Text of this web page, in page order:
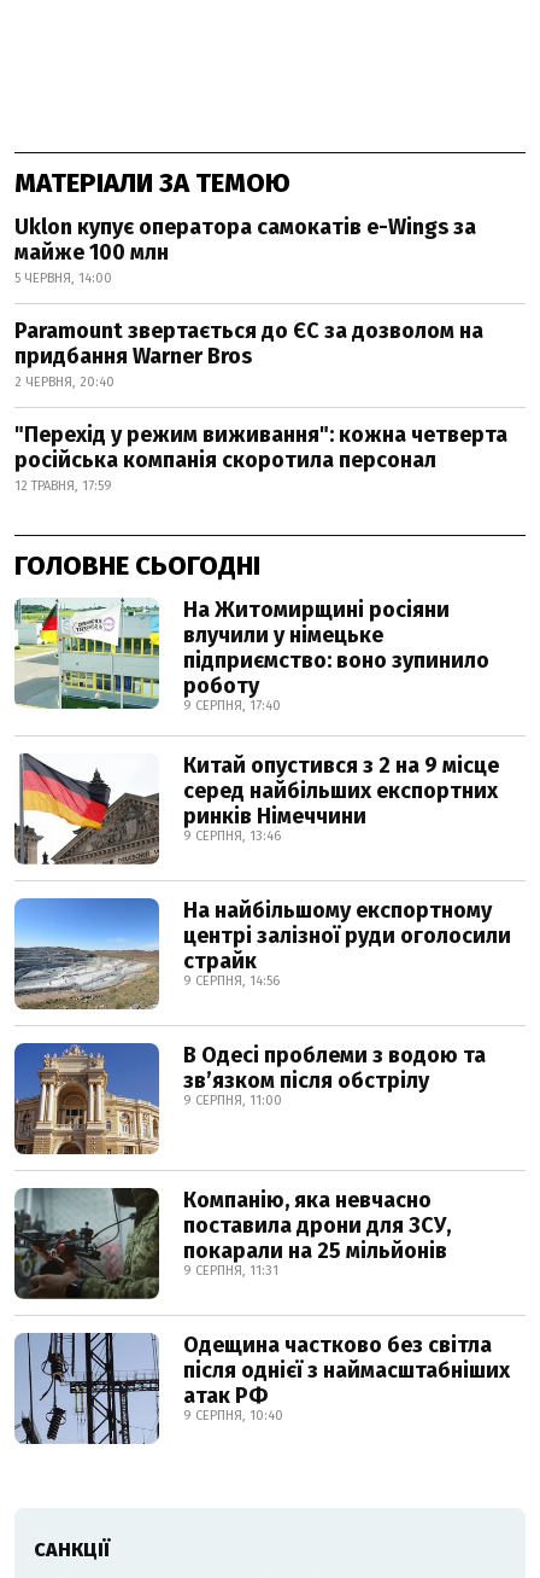
МАТЕРІАЛИ ЗА ТЕМОЮ
Uklon купує оператора самокатів e-Wings за
майже 100 млн
5 ЧЕРВНЯ, 14:00
Paramount звертається до ЄС за дозволом на
придбання Warner Bros
2 ЧЕРВНЯ, 20:40
"Перехід у режим виживання": кожна четверта
російська компанія скоротила персонал
12 ТРАВНЯ, 17:59
ГОЛОВНЕ СЬОГОДНІ
На Житомирщині росіяни
влучили у німецьке
підприємство: воно зупинило
роботу
9 СЕРПНЯ, 17:40
Китай опустився з 2 на 9 місце
серед найбільших експортних
ринків Німеччини
9 СЕРПНЯ, 13:46
На найбільшому експортному
центрі залізної руди оголосили
страйк
9 СЕРПНЯ, 14:56
В Одесі проблеми з водою та
звʼязком після обстрілу
9 СЕРПНЯ, 11:00
Компанію, яка невчасно
поставила дрони для ЗСУ,
покарали на 25 мільйонів
9 СЕРПНЯ, 11:31
Одещина частково без світла
після однієї з наймасштабніших
атак РФ
9 СЕРПНЯ, 10:40
САНКЦІЇ